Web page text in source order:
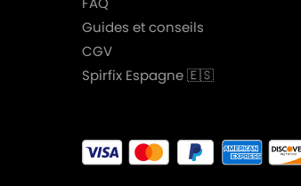
Guides et conseils
CGV
Spirfix Espagne 🇪🇸